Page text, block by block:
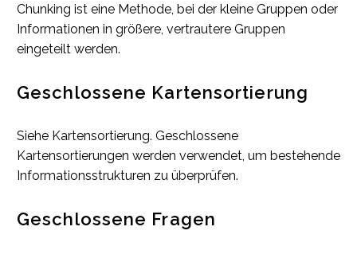
Chunking ist eine Methode, bei der kleine Gruppen oder
Informationen in größere, vertrautere Gruppen
eingeteilt werden.
Geschlossene Kartensortierung
Siehe Kartensortierung. Geschlossene
Kartensortierungen werden verwendet, um bestehende
Informationsstrukturen zu überprüfen.
Geschlossene Fragen